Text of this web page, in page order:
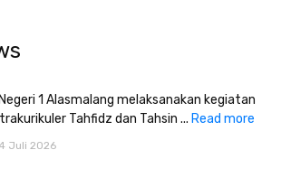
1 Alasmalang melaksanakan kegiatan
Tahfidz dan Tahsin ... Read more
Juli 2026